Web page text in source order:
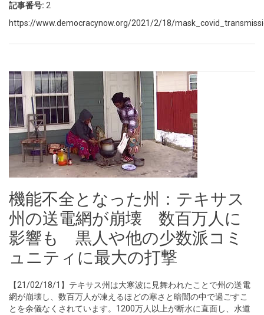
記事番号: 2
https://www.democracynow.org/2021/2/18/
機能不全となった州：テキサス
州の送電網が崩壊 数百万人に
影響も 黒人や他の少数派コミ
ュニティに最大の打撃
【21/02/18/1】テキサス州は大寒波に見舞われたことで州の送電
網が崩壊し、数百万人が凍えるほどの寒さと暗闇の中で過ごすこ
とを余儀なくされています。1200万人以上が断水に直面し、水道